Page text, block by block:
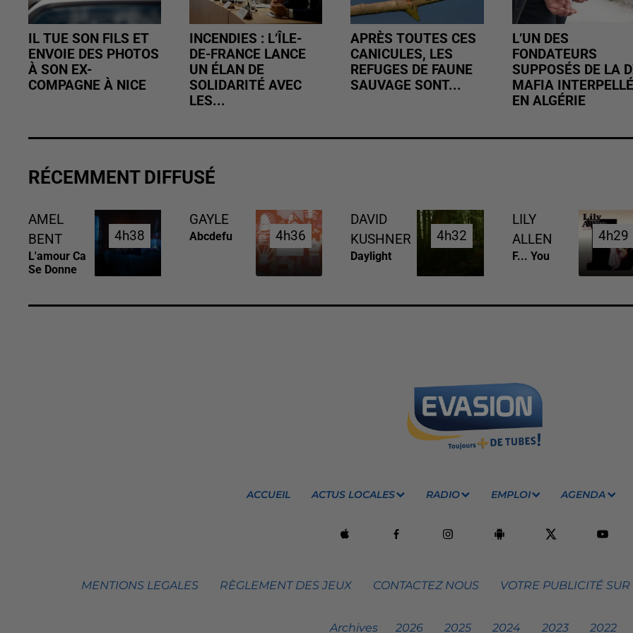
IL TUE SON FILS ET
ENVOIE DES PHOTOS
À SON EX-
COMPAGNE À NICE
INCENDIES : L’ÎLE-
DE-FRANCE LANCE
UN ÉLAN DE
SOLIDARITÉ AVEC
LES...
APRÈS TOUTES CES
CANICULES, LES
REFUGES DE FAUNE
SAUVAGE SONT...
L’UN DES
FONDATEURS
SUPPOSÉS DE LA
MAFIA INTERPELLÉ
EN ALGÉRIE
RÉCEMMENT DIFFUSÉ
AMEL
BENT
L'amour Ca
Se Donne
4h38
4h38
GAYLE
Abcdefu 4h36
4h36
DAVID
KUSHNER
Daylight
4h32
4h32
LILY
ALLEN
F... You
4h29
4h29
ACCUEIL ACTUS LOCALES RADIO EMPLOI AGENDA
MENTIONS LEGALES RÈGLEMENT DES JEUX CONTACTEZ NOUS VOTRE PUBLICITÉ
Archives 2026 2025 2024 2023 2022